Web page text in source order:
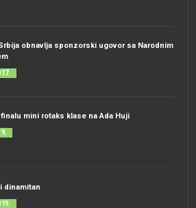
obnavlja sponzorski ugovor sa Narodnim
finalu mini rotaks klase na Ada Huji
dinamitan